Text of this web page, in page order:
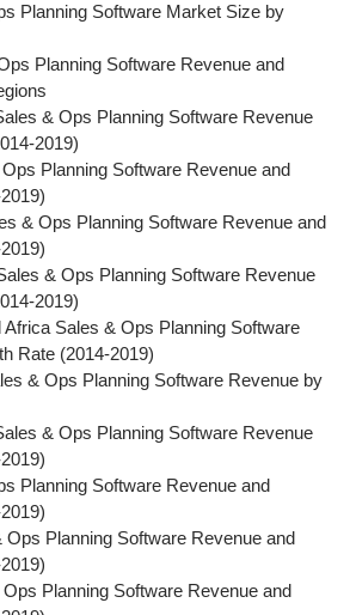
Planning Software Market Size by
Planning Software Revenue and
& Ops Planning Software Revenue
2019)
Planning Software Revenue and
& Ops Planning Software Revenue and
& Ops Planning Software Revenue
2019)
Sales & Ops Planning Software
Rate (2014-2019)
& Ops Planning Software Revenue by
& Ops Planning Software Revenue
Planning Software Revenue and
Ops Planning Software Revenue and
Planning Software Revenue and